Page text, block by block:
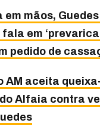
em mãos,
em
pedido de
AM aceita
Alfaia contra